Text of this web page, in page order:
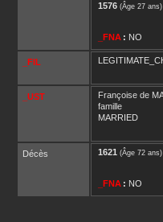
1576 (Âge 27 ans)
_FNA : NO
_FIL
_UST Françoise de
famille
MARRIED
Décès 1621 (Âge 72 ans)
_FNA : NO